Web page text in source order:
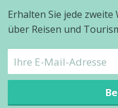
Erhalten Sie jede
über Reisen und